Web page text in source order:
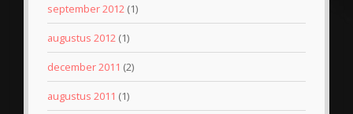
september 2012 (1)
augustus 2012 (1)
december 2011 (2)
augustus 2011 (1)